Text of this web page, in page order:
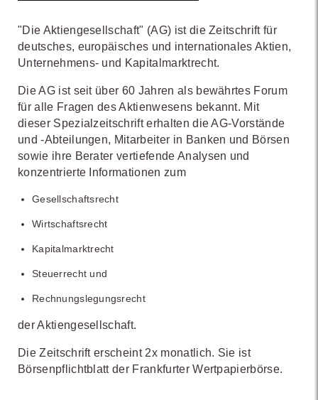
"Die Aktiengesellschaft" (AG) ist die Zeitschrift für
deutsches, europäisches und internationales Aktien,
Unternehmens- und Kapitalmarktrecht.
Die AG ist seit über 60 Jahren als bewährtes Forum
für alle Fragen des Aktienwesens bekannt. Mit
dieser Spezialzeitschrift erhalten die AG-Vorstände
und -Abteilungen, Mitarbeiter in Banken und Börsen
sowie ihre Berater vertiefende Analysen und
konzentrierte Informationen zum
Gesellschaftsrecht
Wirtschaftsrecht
Kapitalmarktrecht
Steuerrecht und
Rechnungslegungsrecht
der Aktiengesellschaft.
Die Zeitschrift erscheint 2x monatlich. Sie ist
Börsenpflichtblatt der Frankfurter Wertpapierbörse.